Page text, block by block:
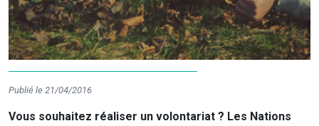
Publié le 21/04/2016
Vous souhaitez réaliser un volontariat ? Les Nations